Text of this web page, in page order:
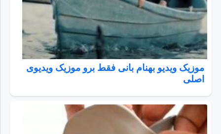
موزیک ویدیو بهنام بانی فقط برو موزیک ویدیوی
اصلی